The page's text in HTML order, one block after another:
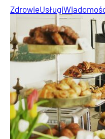
ZdrowieUsługi